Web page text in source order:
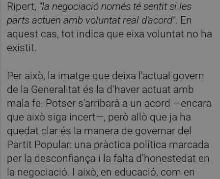
Ripert, "la negociació només té sentit si les
parts actuen amb voluntat real d'acord". En
aquest cas, tot indica que eixa voluntat no ha
existit.
Per això, la imatge que deixa l'actual govern
de la Generalitat és la d'haver actuat amb
mala fe. Potser s'arribarà a un acord —encara
que això siga incert—, però allò que ja ha
quedat clar és la manera de governar del
Partit Popular: una pràctica política marcada
per la desconfiança i la falta d'honestedat en
la negociació. I això, en educació, com en